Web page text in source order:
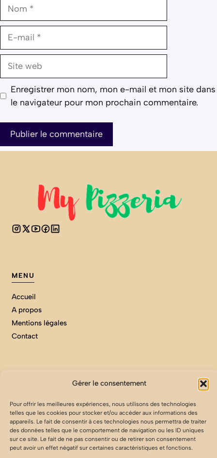
Gérer le consentement
Pour offrir les meilleures expériences, nous utilisons des technologies
telles que les cookies pour stocker et/ou accéder aux informations des
appareils. Le fait de consentir à ces technologies nous permettra de traiter
des données telles que le comportement de navigation ou les ID uniques
sur ce site. Le fait de ne pas consentir ou de retirer son consentement
peut avoir un effet négatif sur certaines caractéristiques et fonctions.
Nom
E-
Site
Enregistrer mon nom, mon e-mail et mon site dans
le navigateur pour mon prochain commentaire.
MENU
Accueil
A propos
Mentions légales
Contact
Les Vins
Maison
Nos ingrédients
Nos Pizzas